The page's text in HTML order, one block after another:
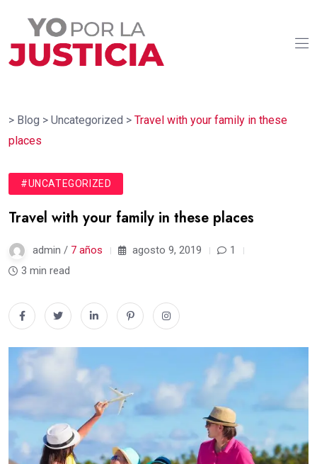
> Blog > Uncategorized > Travel with your family in these
places
#UNCATEGORIZED
Travel with your family in these places
admin / 7 años agosto 9, 2019
1
3 min read